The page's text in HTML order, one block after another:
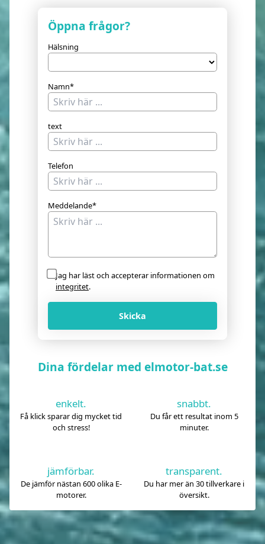
Öppna frågor?
Hälsning
Namn*
text
Telefon
Meddelande*
Jag har läst och accepterar informationen om
integritet.
Skicka
Dina fördelar med elmotor-bat.se
enkelt.
Få klick sparar dig mycket tid
och stress!
snabbt.
Du får ett resultat inom 5
minuter.
jämförbar.
De jämför nästan 600 olika E-
motorer.
transparent.
Du har mer än 30 tillverkare i
översikt.